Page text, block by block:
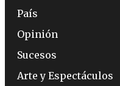
País
Opinión
Sucesos
Arte y Espectáculos